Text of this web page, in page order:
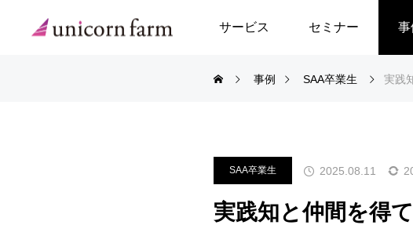
サービス セミナー 事
事例トップ
起業支援アドバイザー入門講座
スタートアップPMF支援
事例 SAA卒業生 実践
SAA卒業生 2025.08.11
実践知と仲間を得